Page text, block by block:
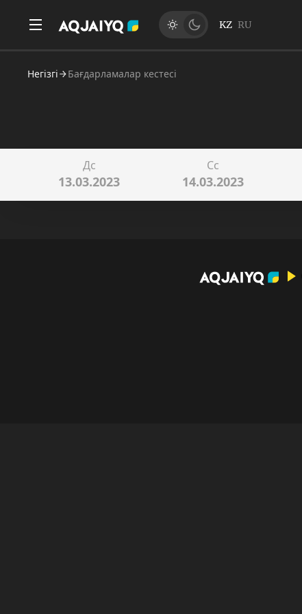
KZ RU
Негізгі Бағдарламалар кестесі
Дс
13.03.2023
Сс
14.03.2023